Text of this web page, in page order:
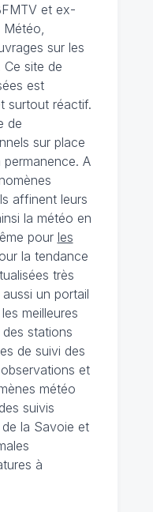
et ex-
sur les
Ce site de
est
surtout réactif.
de
sur place
A
affinent leurs
la météo en
pour les
la tendance
très
un portail
meilleures
stations
de suivi des
et
météo
suivis
la Savoie et
à